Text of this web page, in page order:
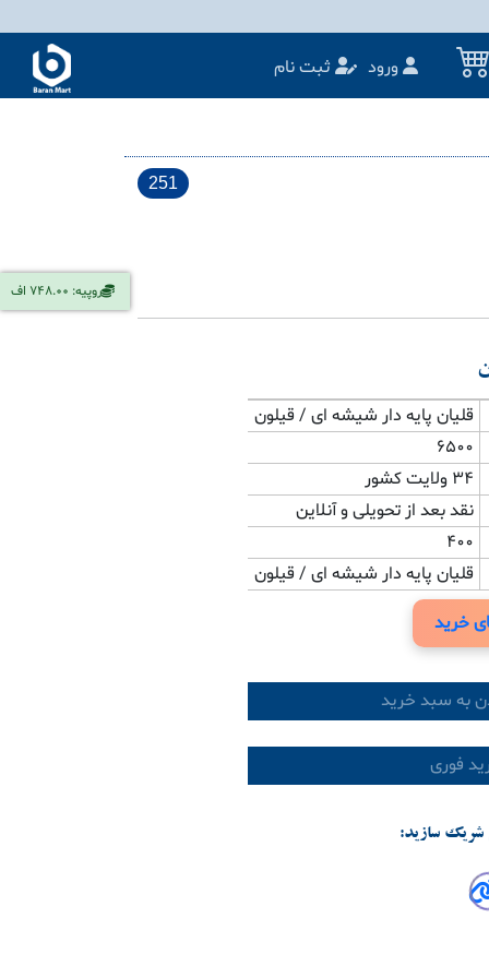
ورود ثبت نام
روپیه: 748.00 اف
251
قلیان پایه دار شیشه ای / قیلون
6500
34 ولایت کشور
نقد بعد از تحویلی و آنلاین
400
قلیان پایه دار شیشه ای / قیلون
خرید
به سبد خرید
فوری
سازید: